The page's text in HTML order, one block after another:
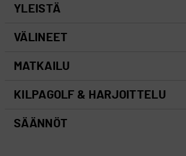
YLEISTÄ
VÄLINEET
MATKAILU
KILPAGOLF & HARJOITTELU
SÄÄNNÖT